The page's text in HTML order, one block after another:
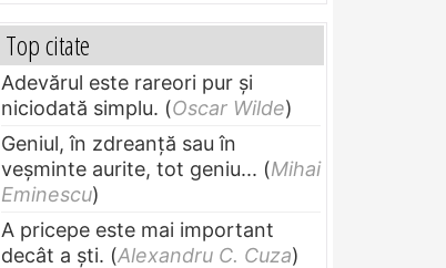
Top citate
Adevărul este rareori pur și
niciodată simplu. (Oscar Wilde)
Geniul, în zdreanţă sau în
veşminte aurite, tot geniu... (Mihai
Eminescu)
A pricepe este mai important
decât a ști. (Alexandru C. Cuza)